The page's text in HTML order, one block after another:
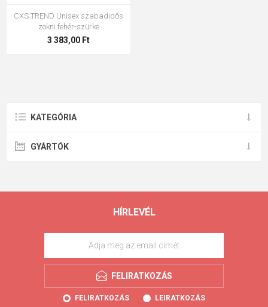
CXS TREND Unisex szabadidős
zokni fehér-szürke
3 383,00 Ft
KATEGÓRIA
GYÁRTÓK
HÍRLEVÉL
FELIRATKOZÁS
FELIRATKOZÁS LEIRATKOZÁS